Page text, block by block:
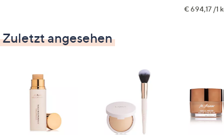
€ 694,17 /1
Zuletzt angesehen